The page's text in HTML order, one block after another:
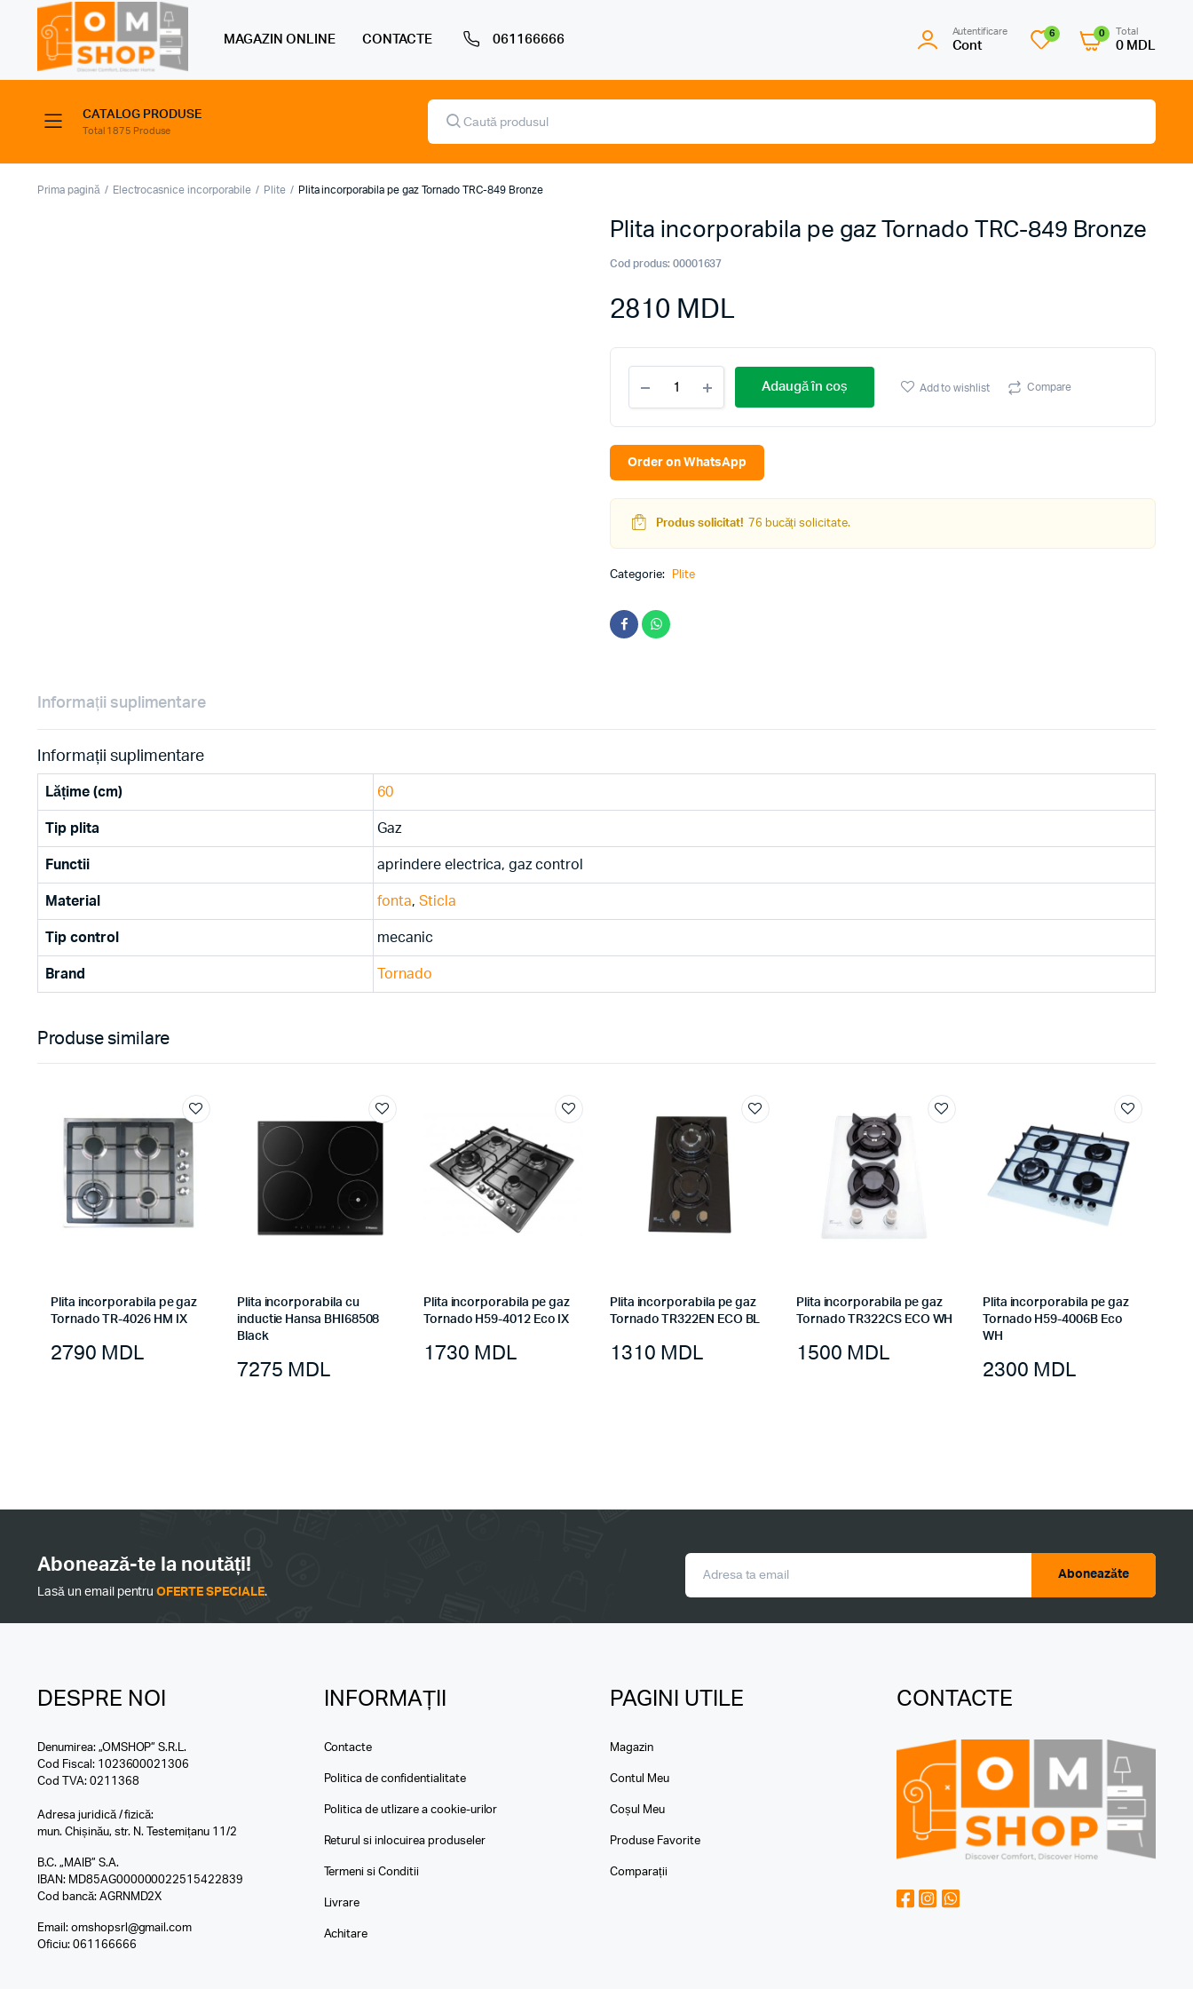
MAGAZIN ONLINE CONTACTE 061166666
Autentificare
Cont
6 0 Total
0 MDL
CATALOG PRODUSE
Total 1875 Produse
Products
search
Prima pagină Electrocasnice incorporabile Plite Plita incorporabila pe gaz Tornado TRC-849 Bronze
Plita incorporabila pe gaz Tornado TRC-849 Bronze
Cod produs: 00001637
2810 MDL
incorporabila
pe
gaz
TRC-
Adaugă în coș Add to wishlist Compare
Order on WhatsApp
Produs solicitat! 76 bucăți solicitate.
Categorie: Plite
Informații suplimentare
Informații suplimentare
Lățime (cm) 60
Tip plita Gaz
Functii aprindere electrica, gaz control
Material fonta, Sticla
Tip control mecanic
Brand Tornado
Produse similare
Plita incorporabila pe gaz
Tornado TR-4026 HM IX
2790 MDL
Plita incorporabila cu
inductie Hansa BHI68508
Black
7275 MDL
Plita incorporabila pe gaz
Tornado H59-4012 Eco IX
1730 MDL
Plita incorporabila pe gaz
Tornado TR322EN ECO BL
1310 MDL
Plita incorporabila pe gaz
Tornado TR322CS ECO WH
1500 MDL
Plita incorporabila pe gaz
Tornado H59-4006B Eco
WH
2300 MDL
Abonează-te la noutăți!
Lasă un email pentruOFERTE SPECIALE.
Aboneazăte
DESPRE NOI
Denumirea: „OMSHOP” S.R.L.
Cod Fiscal: 1023600021306
Cod TVA: 0211368
Adresa juridică / fizică:
mun. Chișinău, str. N. Testemițanu 11/2
B.C. „MAIB” S.A.
IBAN: MD85AG000000022515422839
Cod bancă: AGRNMD2X
Email: omshopsrl@gmail.com
Oficiu: 061166666
INFORMAȚII
Contacte
Politica de confidentialitate
Politica de utlizare a cookie-urilor
Returul si inlocuirea produseler
Termeni si Conditii
Livrare
Achitare
PAGINI UTILE
Magazin
Contul Meu
Coșul Meu
Produse Favorite
Comparații
CONTACTE